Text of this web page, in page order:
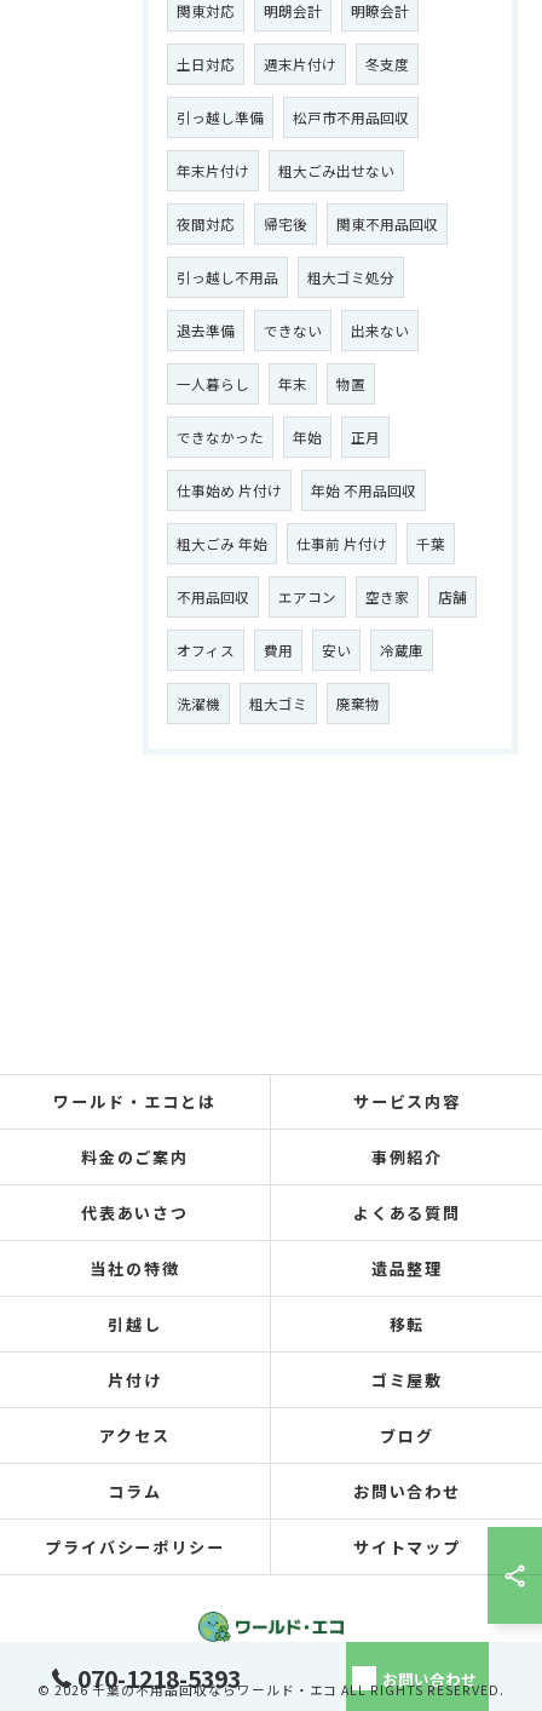
関東対応 明朗会計 明瞭会計
土日対応 週末片付け 冬支度
引っ越し準備 松戸市不用品回収
年末片付け 粗大ごみ出せない
夜間対応 帰宅後 関東不用品回収
引っ越し不用品 粗大ゴミ処分
退去準備 できない 出来ない
一人暮らし 年末 物置
できなかった 年始 正月
仕事始め 片付け 年始 不用品回収
粗大ごみ 年始 仕事前 片付け 千葉
不用品回収 エアコン 空き家 店舗
オフィス 費用 安い 冷蔵庫
洗濯機 粗大ゴミ 廃棄物
070-1218-5393 お問い合わせ
ワールド・エコとは サービス内容
料金のご案内 事例紹介
代表あいさつ よくある質問
当社の特徴 遺品整理
引越し 移転
片付け ゴミ屋敷
アクセス ブログ
コラム お問い合わせ
プライバシーポリシー サイトマップ
© 2026 千葉の不用品回収ならワールド・エコ ALL RIGHTS RESERVED.